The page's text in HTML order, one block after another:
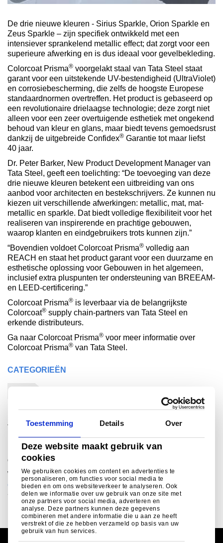
Toestemming Details Over
Deze website maakt gebruik van
cookies
We gebruiken cookies om content en advertenties te
personaliseren, om functies voor social media te
bieden en om ons websiteverkeer te analyseren. Ook
delen we informatie over uw gebruik van onze site met
onze partners voor social media, adverteren en
analyse. Deze partners kunnen deze gegevens
combineren met andere informatie die u aan ze heeft
verstrekt of die ze hebben verzameld op basis van uw
gebruik van hun services.
De drie nieuwe kleuren - Sirius Sparkle, Orion Sparkle en
Zeus Sparkle – zijn specifiek ontwikkeld met een
intensiever sprankelend metallic effect; dat zorgt voor een
superieure afwerking en is dus ideaal voor gevelbekleding.
Colorcoat Prisma® voorgelakt staal van Tata Steel staat
garant voor een uitstekende UV-bestendigheid (UltraViolet)
en corrosiebescherming, die zelfs de hoogste Europese
standaardnormen overtreffen. Het product is gebaseerd op
een revolutionaire drielaagse technologie; deze zorgt niet
alleen voor een zeer overtuigende esthetiek met ongekend
behoud van kleur en glans, maar biedt tevens gemoedsrust
dankzij de uitgebreide Confidex® Garantie tot maar liefst
40 jaar.
Dr. Peter Barker, New Product Development Manager van
Tata Steel, geeft een toelichting: “De toevoeging van deze
drie nieuwe kleuren betekent een uitbreiding van ons
aanbod voor architecten en bestekschrijvers. Ze kunnen nu
kiezen uit verschillende afwerkingen: metallic, mat, mat-
metallic en sparkle. Dat biedt volledige flexibiliteit voor het
realiseren van inspirerende en prachtige gebouwen,
waarop klanten en eindgebruikers trots kunnen zijn.”
“Bovendien voldoet Colorcoat Prisma® volledig aan
REACH en staat het product garant voor een duurzame en
esthetische oplossing voor Gebouwen in het algemeen,
inclusief extra pluspunten ter ondersteuning van BREEAM-
en LEED-certificering.”
Colorcoat Prisma® is leverbaar via de belangrijkste
Colorcoat® supply chain-partners van Tata Steel en
erkende distributeurs.
Ga naar Colorcoat Prisma® voor meer informatie over
Colorcoat Prisma® van Tata Steel.
CATEGORIEËN
Voor meer informatie
Colorcoat Connection
Wilt u met iemand spreken?
colorcoat.connectionEU@tatasteeleurope.com
+31 (0)251 492206 (NL), +32 (0)3 2808016 (B)